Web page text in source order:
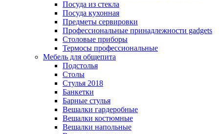
Посуда из стекла
Посуда кухонная
Предметы сервировки
Профессиональные принадлежности gadgets
Столовые приборы
Термосы профессиональные
Мебель для общепита
Подстолья
Столы
Стулья 2018
Банкетки
Барные стулья
Вешалки гардеробные
Вешалки костюмные
Вешалки напольные